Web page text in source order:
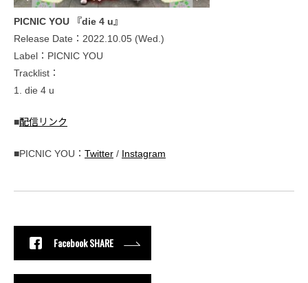
PICNIC YOU 『die 4 u』
Release Date：2022.10.05 (Wed.)
Label：PICNIC YOU
Tracklist：
1. die 4 u
■配信リンク
■PICNIC YOU： Twitter / Instagram
Facebook SHARE